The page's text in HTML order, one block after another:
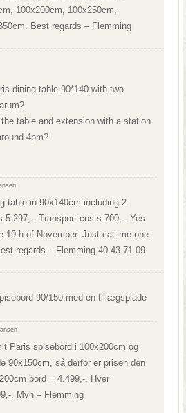
100x200cm, 100x250cm,
Best regards – Flemming
dining table 90*140 with two
table and extension with a station
4pm?
table in 90x140cm including 2
5.297,-. Transport costs 700,-. Yes
19th of November. Just call me one
regards – Flemming 40 43 71 09.
90/150,med en tillægsplade
Paris spisebord i 100x200cm og
90x150cm, så derfor er prisen den
bord = 4.499,-. Hver
. Mvh – Flemming